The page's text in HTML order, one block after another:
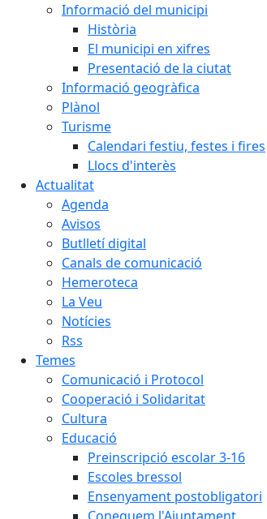
Informació del municipi
Història
El municipi en xifres
Presentació de la ciutat
Informació geogràfica
Plànol
Turisme
Calendari festiu, festes i fires
Llocs d'interès
Actualitat
Agenda
Avisos
Butlletí digital
Canals de comunicació
Hemeroteca
La Veu
Notícies
Rss
Temes
Comunicació i Protocol
Cooperació i Solidaritat
Cultura
Educació
Preinscripció escolar 3-16
Escoles bressol
Ensenyament postobligatori